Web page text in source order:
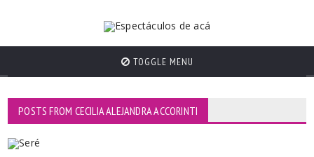
TOGGLE MENU
POSTS FROM CECILIA ALEJANDRA ACCORINTI